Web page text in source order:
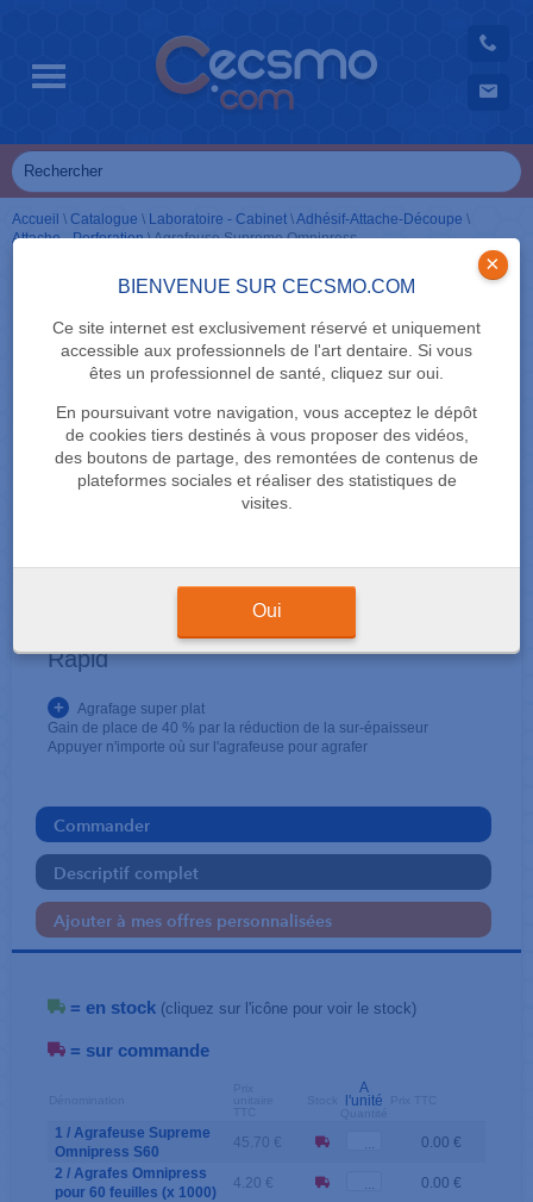
BIENVENUE SUR CECSMO.COM
Ce site internet est exclusivement réservé et uniquement
accessible aux professionnels de l'art dentaire. Si vous
êtes un professionnel de santé, cliquez sur oui.
En poursuivant votre navigation, vous acceptez le dépôt
de cookies tiers destinés à vous proposer des vidéos,
des boutons de partage, des remontées de contenus de
plateformes sociales et réaliser des statistiques de
visites.
×
Oui
Accueil \ Catalogue \ Laboratoire - Cabinet \Adhésif-Attache-Découpe \
Attache - Perforation\Agrafeuse Supreme Omnipress
Agrafeuse Supreme Omnipress
Rapid
+
Agrafage super plat
Gain de place de 40 % par la réduction de la sur-épaisseur
Appuyer n'importe où sur l'agrafeuse pour agrafer
Commander
Descriptif complet
Ajouter à mes offres personnalisées
= en stock (cliquez sur l'icône pour voir le stock)
= sur commande
A
l'unité
1 / Agrafeuse Supreme
Omnipress S60
45.70 €
0.00 €
2 / Agrafes Omnipress
pour 60 feuilles (x 1000)
4.20 € 0.00 €